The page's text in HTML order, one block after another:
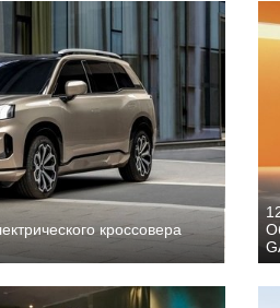
кроссовера